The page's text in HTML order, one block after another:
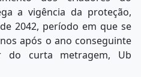
a vigência da proteção,
2042, período em que se
após o ano conseguinte
do curta metragem, Ub